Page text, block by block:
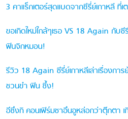
3 คาแร็กเตอร์สุดแบดจากซีรี่ย์เกาหลี ที่
ขอเกิดใหม่ใกล้ๆเธอ VS 18 Again กับ
ฟินจิกหมอน!
รีวิว 18 Again ซีรี่ย์เกาหลีเล่าเรื่องกา
ชวนขำ ฟิน ซึ้ง!
อีซึงกิ คอนเฟิร์มชาอึนอูหล่อกว่าตุ๊กตา